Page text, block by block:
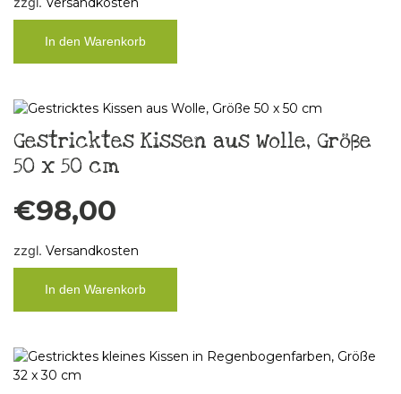
In den Warenkorb
Gestricktes Kissen aus Wolle, Größe
50 x 50 cm
€98,00
zzgl. Versandkosten
In den Warenkorb